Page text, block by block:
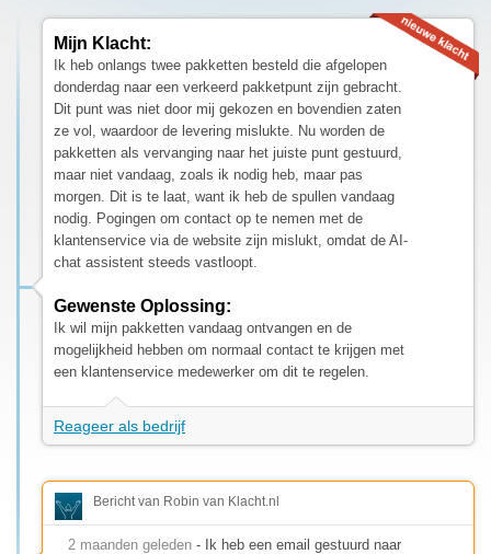
Mijn Klacht:
Ik heb onlangs twee pakketten besteld die afgelopen
donderdag naar een verkeerd pakketpunt zijn gebracht.
Dit punt was niet door mij gekozen en bovendien zaten
ze vol, waardoor de levering mislukte. Nu worden de
pakketten als vervanging naar het juiste punt gestuurd,
maar niet vandaag, zoals ik nodig heb, maar pas
morgen. Dit is te laat, want ik heb de spullen vandaag
nodig. Pogingen om contact op te nemen met de
klantenservice via de website zijn mislukt, omdat de AI-
chat assistent steeds vastloopt.
Gewenste Oplossing:
Ik wil mijn pakketten vandaag ontvangen en de
mogelijkheid hebben om normaal contact te krijgen met
een klantenservice medewerker om dit te regelen.
Reageer als bedrijf
Bericht van Robin van Klacht.nl
2 maanden geleden - Ik heb een email gestuurd naar